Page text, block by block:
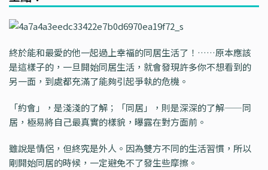
終於能和最愛的他一起過上幸褔的同居生活了！……原本應該
是這樣子的，一旦開始同居生活，就會發現許多你不想看到的
另一面，到處都充滿了能夠引起爭執的危機。
「約會」，是淺淺的了解；「同居」，則是深深的了解——同
居，極易將自己最真實的樣貌，曝露在對方面前。
雖說是情侶，但終究是外人。因為雙方不同的生活習慣，所以
剛開始同居的時候，一定避免不了發生些摩擦。